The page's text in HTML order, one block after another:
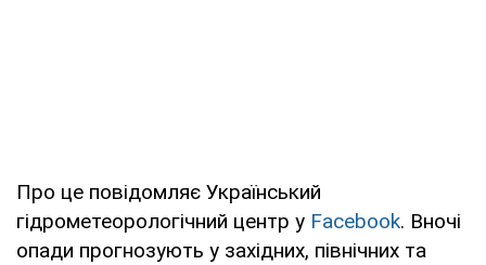
Про це повідомляє Український
гідрометеорологічний центр у Facebook. Вночі
опади прогнозують у західних, північних та